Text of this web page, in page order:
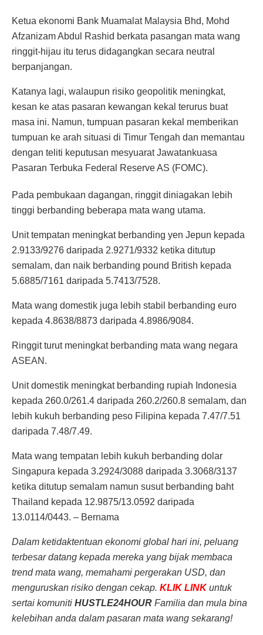
Ketua ekonomi Bank Muamalat Malaysia Bhd, Mohd
Afzanizam Abdul Rashid berkata pasangan mata wang
ringgit-hijau itu terus didagangkan secara neutral
berpanjangan.
Katanya lagi, walaupun risiko geopolitik meningkat,
kesan ke atas pasaran kewangan kekal terurus buat
masa ini. Namun, tumpuan pasaran kekal memberikan
tumpuan ke arah situasi di Timur Tengah dan memantau
dengan teliti keputusan mesyuarat Jawatankuasa
Pasaran Terbuka Federal Reserve AS (FOMC).
Pada pembukaan dagangan, ringgit diniagakan lebih
tinggi berbanding beberapa mata wang utama.
Unit tempatan meningkat berbanding yen Jepun kepada
2.9133/9276 daripada 2.9271/9332 ketika ditutup
semalam, dan naik berbanding pound British kepada
5.6885/7161 daripada 5.7413/7528.
Mata wang domestik juga lebih stabil berbanding euro
kepada 4.8638/8873 daripada 4.8986/9084.
Ringgit turut meningkat berbanding mata wang negara
ASEAN.
Unit domestik meningkat berbanding rupiah Indonesia
kepada 260.0/261.4 daripada 260.2/260.8 semalam, dan
lebih kukuh berbanding peso Filipina kepada 7.47/7.51
daripada 7.48/7.49.
Mata wang tempatan lebih kukuh berbanding dolar
Singapura kepada 3.2924/3088 daripada 3.3068/3137
ketika ditutup semalam namun susut berbanding baht
Thailand kepada 12.9875/13.0592 daripada
13.0114/0443. – Bernama
Dalam ketidaktentuan ekonomi global hari ini, peluang
terbesar datang kepada mereka yang bijak membaca
trend mata wang, memahami pergerakan USD, dan
menguruskan risiko dengan cekap. KLIK LINKuntuk
sertai komuniti HUSTLE24HOUR Familia dan mula bina
kelebihan anda dalam pasaran mata wang sekarang!